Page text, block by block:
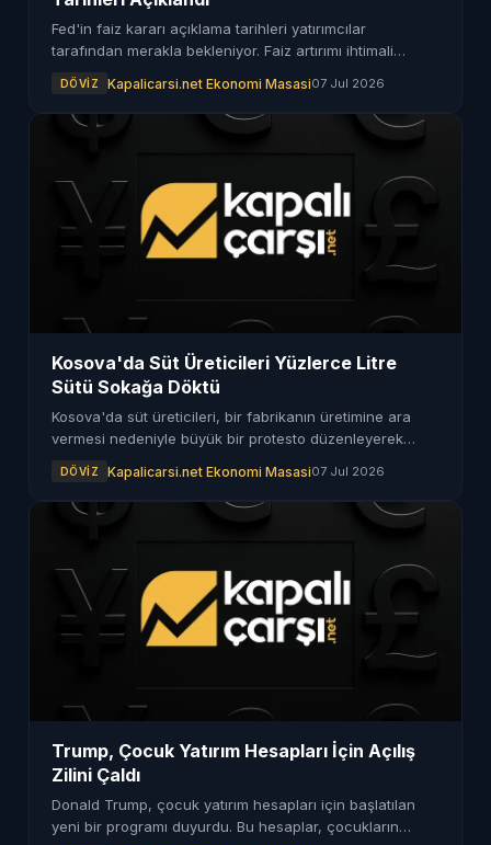
Fed'in faiz kararı açıklama tarihleri yatırımcılar
tarafından merakla bekleniyor. Faiz artırımı ihtimali
DÖVIZ Kapalicarsi.net Ekonomi Masasi07 Jul 2026
Kosova'da Süt Üreticileri Yüzlerce Litre
Sütü Sokağa Döktü
Kosova'da süt üreticileri, bir fabrikanın üretimine ara
vermesi nedeniyle büyük bir protesto düzenleyerek
DÖVIZ Kapalicarsi.net Ekonomi Masasi07 Jul 2026
Trump, Çocuk Yatırım Hesapları İçin Açılış
Zilini Çaldı
Donald Trump, çocuk yatırım hesapları için başlatılan
yeni bir programı duyurdu. Bu hesaplar, çocukların